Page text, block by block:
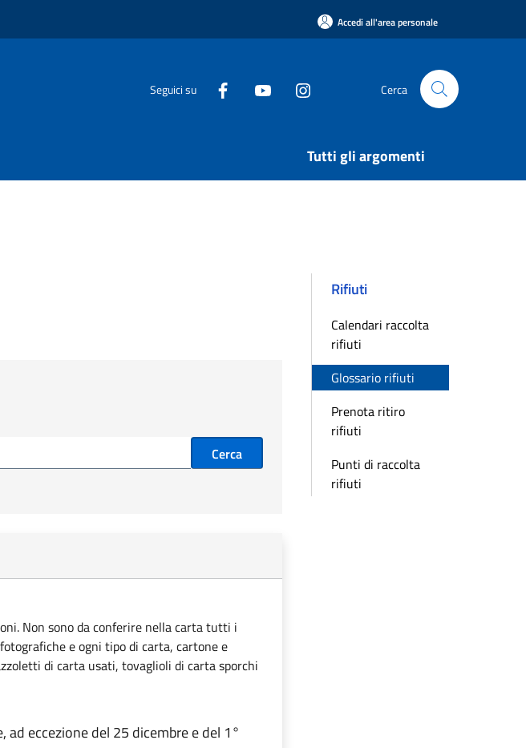
Accedi all'area personale
Seguici su Cerca
Tutti gli argomenti
Cerca
Non sono da conferire nella carta tutti i
e ogni tipo di carta, cartone e
di carta usati, tovaglioli di carta sporchi
eccezione del 25 dicembre e del 1°
Rifiuti
Calendari raccolta
rifiuti
Glossario rifiuti
Prenota ritiro
rifiuti
Punti di raccolta
rifiuti